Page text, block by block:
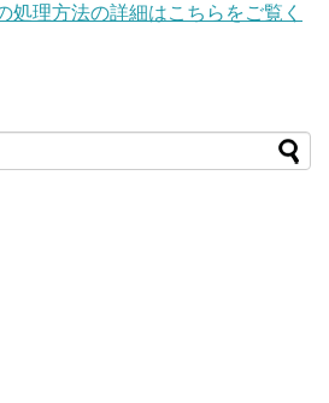
処理方法の詳細はこちらをご覧く